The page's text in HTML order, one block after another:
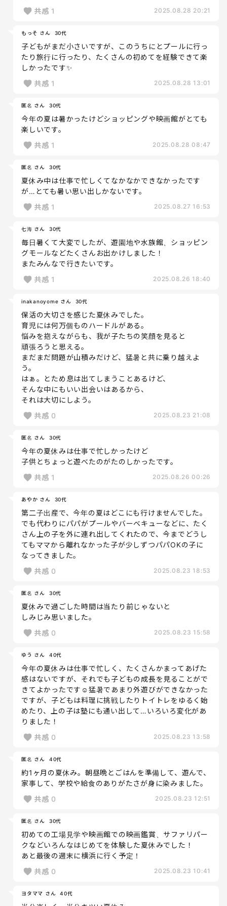
共感 1 2025.08.28 20:21
もっそ さん 30代
子どもがまだ小さいですが、このうちにとプールに行っ
たり旅行に行ったり、たくさんの初めてを経験できて楽
しかったです✨
共感 1 2025.08.28 13:01
匿名 さん 30代
今年の夏は暑かったけどショッピングや映画館がとても
楽しいです。
共感 1 2025.08.28 08:47
匿名 さん 30代
夏休み中は仕事で忙しくてなかなかできなかったです
が…とても暑い思い出しかないです。
共感 1 2025.08.27 16:53
七海 さん 30代
毎日暑くて大変でしたが、遊園地や水族館、ショッピン
グモールなどたくさんお出かけしました！
またみんなで行きたいです。
共感 1 2025.08.26 18:40
inakanoyome さん 30代
保活の大切さを感じた夏休みでした。
育児には何万個ものハードルがある。
悩みを抱えながらも、我が子たちの笑顔を見ると
頑張ろうと思える。
まだまだ問題が山積みだけど、猛暑と共に乗り越えよ
う。
はぁ。とため息は出てしまうことあるけど、
そんな中にもいい出会いはあるから、
それは大切にしよう。
共感 0 2025.08.23 21:08
匿名 さん 30代
今年の夏休みは仕事で忙しかったけど
子供とちょっと遊べたのがたのしかったです。
共感 1 2025.08.26 00:26
あやか さん 30代
第二子出産で、今年の夏はどこにも行けませんでした。
でも代わりにパパがプールやバーベキューなどに、たく
さん上の子を外に連れ出してくれたので、今までどうし
てもママから離れなかった子が少しずつパパOKの子に
なってきました。
共感 0 2025.08.23 18:53
匿名 さん 30代
夏休みで過ごした時間は当たり前じゃないと
しみじみ思いました。
共感 0 2025.08.23 15:58
ゆう さん 40代
今年の夏休みは仕事で忙しく、たくさんかまってあげた
感はないですが、それでも子どもの成長を見ることがで
きてよかったです☺️猛暑であまり外遊びができなかった
ですが、子どもは料理に挑戦したりトイトレをゆるく始
めたり、上の子は塾にも通い出して…いろいろ変化があ
りました！
共感 0 2025.08.23 13:58
匿名 さん 40代
約1ヶ月の夏休み。朝昼晩とごはんを準備して、遊んで、
家事して、学校や給食のありがたさが身に染みました。
共感 0 2025.08.23 12:51
匿名 さん 30代
初めての工場見学や映画館での映画鑑賞、サファリパー
クなどいろんなはじめてを体験した夏休みでした！
あと最後の週末に横浜に行く予定！
共感 0 2025.08.23 10:41
ヨタママ さん 40代